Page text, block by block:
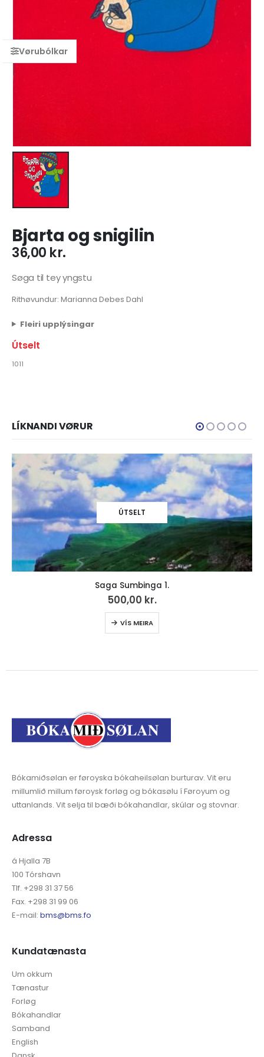
Bjarta og snigilin
36,00 kr.
Søga til tey yngstu
Rithøvundur: Marianna Debes Dahl
Fleiri upplýsingar
Útselt
1011
LÍKNANDI VØRUR
ÚTSELT
Saga Sumbinga 1.
500,00 kr.
VÍS MEIRA
Bókamiðsølan er føroyska bókaheilsølan burturav. Vit eru
millumlið millum føroysk forløg og bókasølu í Føroyum og
uttanlands. Vit selja til bæði bókahandlar, skúlar og stovnar.
Adressa
á Hjalla 7B
100 Tórshavn
Tlf. +298 31 37 56
Fax. +298 31 99 06
E-mail: bms@bms.fo
Kundatænasta
Um okkum
Tænastur
Forløg
Bókahandlar
Samband
English